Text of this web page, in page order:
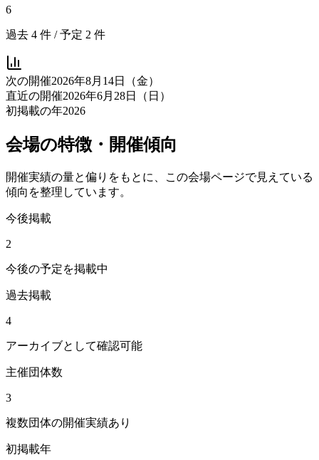
6
過去 4 件 / 予定 2 件
次の開催2026年8月14日（金）
直近の開催2026年6月28日（日）
初掲載の年2026
会場の特徴・開催傾向
開催実績の量と偏りをもとに、この会場ページで見えている
傾向を整理しています。
今後掲載
2
今後の予定を掲載中
過去掲載
4
アーカイブとして確認可能
主催団体数
3
複数団体の開催実績あり
初掲載年